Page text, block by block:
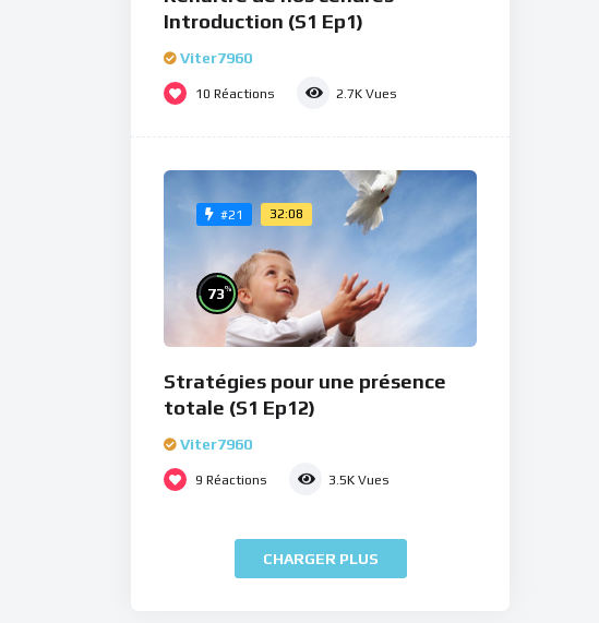
Introduction (S1 Ep1)
Viter7960
10 Réactions 2.7K Vues
#21 32:08
73%
Stratégies pour une présence
totale (S1 Ep12)
Viter7960
9 Réactions 3.5K Vues
CHARGER PLUS